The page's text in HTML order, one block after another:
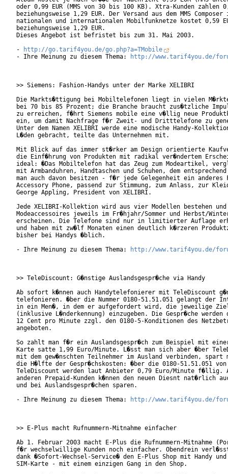
oder 0,99 EUR (MMS von 30 bis 100 KB). Xtra-Kunden zahlen
beziehungsweise 1,29 EUR. Der Versand aus dem MMS
nationalen und internationalen Mobilfunknetze kostet 0,59
beziehungsweise 1,29 EUR.
Dieses Angebot ist befristet bis zum 31. Mai 2003.
-
http://go.tarif4you.de/go.php?a=TMobile
- Ihre Meinung zu diesem Thema:
http://www.tarif4you.de/
>> Siemens: Fashion-Handys unter der Marke XELIBRI
Die Markts�ttigung bei Mobiltelefonen liegt in vielen
bei 70 bis 85 Prozent; die Branche braucht zus�tzliche
zu erreichen, f�hrt Siemens mobile eine v�llig neue
ein, um damit Nachfrage f�r Zweit- und Dritttelefone zu
Unter dem Namen XELIBRI werde eine modische Handy-
L�den gebracht, teilte das Unternehmen mit.
Mit Blick auf das immer st�rker am Design orientierte
die Einf�hrung von Produkten mit radikal ver�ndertem
ideal: �Das Mobiltelefon hat das Zeug zum Modeartikel,
mit Armbanduhren, Handtaschen und Schuhen, dem
man auch davon besitzen - f�r jede Gelegenheit ein anderes
Accessory Phone, passend zur Stimmung, zum Anlass, zur
George Appling, President von XELIBRI.
Jede XELIBRI-Kollektion wird aus vier Modellen bestehen
Modeaccessoires jeweils im Fr�hjahr/Sommer und Herbst/
erscheinen. Die Telefone sind nur in limitierter Auflage
und haben mit zw�lf Monaten einen deutlich k�rzeren
bisher bei Handys �blich.
- Ihre Meinung zu diesem Thema:
http://www.tarif4you.de/
>> TeleDiscount: G�nstige Auslandsgespr�che via Handy
Ab sofort k�nnen auch Handytelefonierer mit TeleDiscount
telefonieren. �ber die Nummer 0180-51.51.051 gelangt der
in ein Men�, in dem er aufgefordert wird, die jeweilige
(inklusive L�nderkennung) einzugeben. Die Gespr�che werden
12 Cent pro Minute zzgl. den 0180-5-Konditionen des
angeboten.
So zahlt man f�r ein Auslandsgespr�ch zum Beispiel mit
Karte satte 1,99 Euro/Minute. L�sst man sich aber �ber
mit dem gew�nschten Teilnehmer im Ausland verbinden, spart
die H�lfte der Gespr�chskosten: �ber die 0180-51.51.051 von
TeleDiscount werden laut Anbieter 0,79 Euro/Minute f�llig.
anderen Prepaid-Kunden k�nnen den neuen Diesnt nat�rlich
und bei Auslandsgespr�chen sparen.
- Ihre Meinung zu diesem Thema:
http://www.tarif4you.de/
>> E-Plus macht Rufnummern-Mitnahme einfacher
Ab 1. Februar 2003 macht E-Plus die Rufnummern-Mitnahme
f�r wechselwillige Kunden noch einfacher. Obendrein
dank �Sofort-Wechsel-Service� den E-Plus Shop mit Handy
SIM-Karte - mit einem einzigen Gang in den Shop.